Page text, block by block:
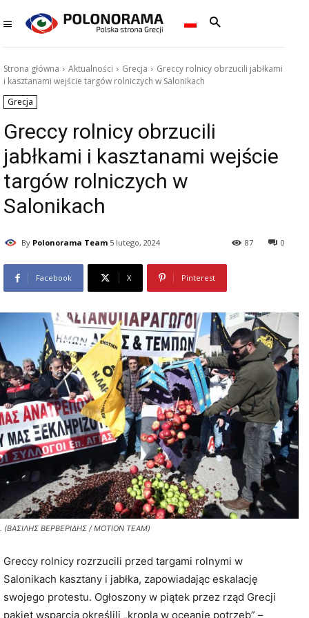
Strona główna Aktualności Grecja
Greccy rolnicy obrzucili jabłkami
i kasztanami wejście targów rolniczych w Salonikach
Grecja
Greccy rolnicy obrzucili
jabłkami i kasztanami wejście
targów rolniczych w
Salonikach
By Polonorama Team 5 lutego, 2024 0
87
Facebook X Pinterest
(ΒΑΣΙΛΗΣ ΒΕΡΒΕΡΙΔΗΣ / ΜΟΤΙΟΝ ΤΕΑΜ)
Greccy rolnicy rozrzucili przed targami rolnymi w
Salonikach kasztany i jabłka, zapowiadając eskalację
swojego protestu. Ogłoszony w piątek przez rząd Grecji
pakiet wsparcia określili „kroplą w oceanie potrzeb” –